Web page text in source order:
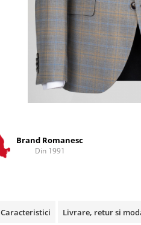
Brand Romanesc
Din 1991
Caracteristici Livrare, retur si